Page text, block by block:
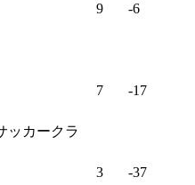
9 -6
ッカークラ
7 -17
3
-37